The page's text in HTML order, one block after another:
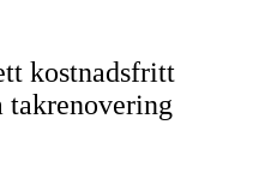
kostnadsfritt
takrenovering